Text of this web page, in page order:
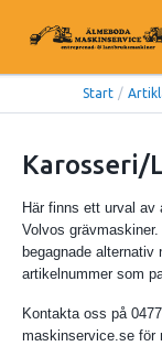
Start /
Karosseri/
Här finns ett urval av
Volvos
begagnade
artikelnummer som
Kontakta oss på
maskinservice.se för